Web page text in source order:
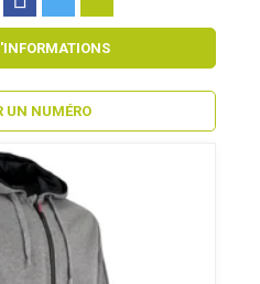
UN NUMÉRO